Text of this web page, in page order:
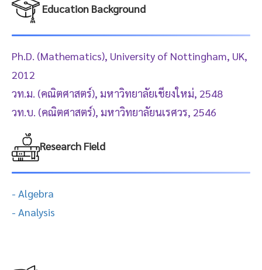
Education Background
Ph.D. (Mathematics), University of Nottingham, UK,
2012
วท.ม. (คณิตศาสตร์), มหาวิทยาลัยเชียงใหม่, 2548
วท.บ. (คณิตศาสตร์), มหาวิทยาลัยนเรศวร, 2546
Research Field
- Algebra
- Analysis